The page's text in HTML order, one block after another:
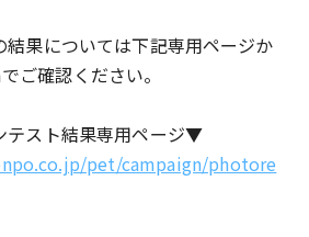
結果については下記専用ページか
ご確認ください。
スト結果専用ページ▼
pet/campaign/photore